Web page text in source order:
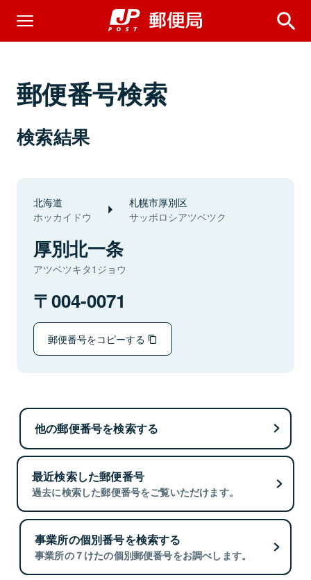
郵便番号検索
検索結果
北海道
ホッカイドウ
札幌市厚別区
サッポロシアツベツク
厚別北一条
アツベツキタ1ジョウ
004-0071
郵便番号をコピーする
他の郵便番号を検索する
最近検索した郵便番号
過去に検索した郵便番号をご覧いただけます。
事業所の個別番号を検索する
事業所の７けたの個別郵便番号をお調べします。